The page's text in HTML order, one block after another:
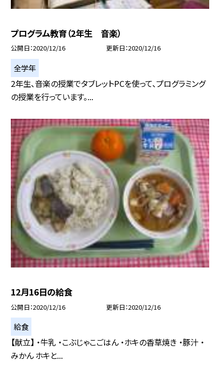
プログラム教育（2年生 音楽）
公開日 2020/12/16 更新日 2020/12/16
全学年
2年生、音楽の授業でタブレットPCを使って、プログラミング
の授業を行っています。...
12月16日の給食
公開日 2020/12/16 更新日 2020/12/16
給食
【献立】 ・牛乳 ・こぶじゃこごはん ・ホキの香草焼き ・豚汁 ・
みかん ホキと...